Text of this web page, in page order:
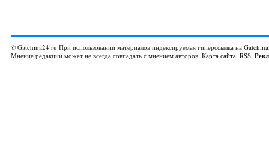
© Gatchina24.ru При использовании материалов индексируемая гиперссылка на
Мнение редакции может не всегда совпадать с мнением авторов. Карта сайта, RSS,